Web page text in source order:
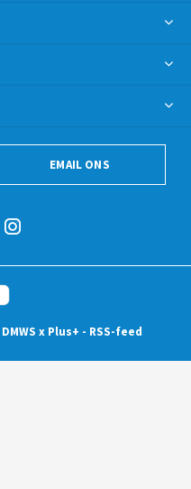
EMAIL ONS
DMWS x Plus+ - RSS-feed